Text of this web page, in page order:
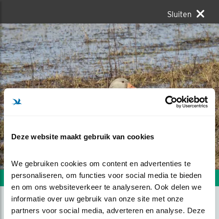
Deze website maakt gebruik van cookies
We gebruiken cookies om content en advertenties te
personaliseren, om functies voor social media te bieden
en om ons websiteverkeer te analyseren. Ook delen we
informatie over uw gebruik van onze site met onze
partners voor social media, adverteren en analyse. Deze
Sluiten
Volgende foto Vorige foto